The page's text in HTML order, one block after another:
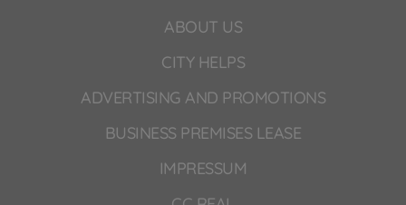
ABOUT US
CITY HELPS
ADVERTISING AND PROMOTIONS
BUSINESS PREMISES LEASE
IMPRESSUM